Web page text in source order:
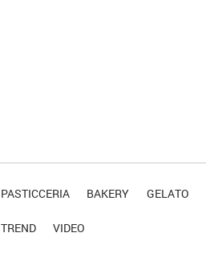
PASTICCERIA BAKERY GELATO
TREND VIDEO